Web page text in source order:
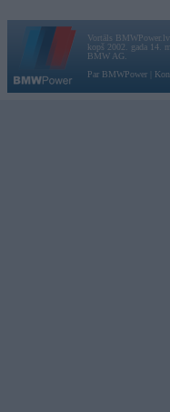
Vortāls BMWPower.lv
kopš 2002. gada 14.
BMW AG.
Par BMWPower